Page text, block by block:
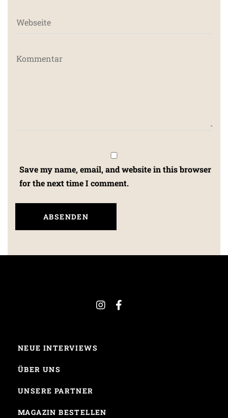
Save my name, email, and website in this browser
for the next time I comment.
NEUE INTERVIEWS
ÜBER UNS
UNSERE PARTNER
MAGAZIN BESTELLEN